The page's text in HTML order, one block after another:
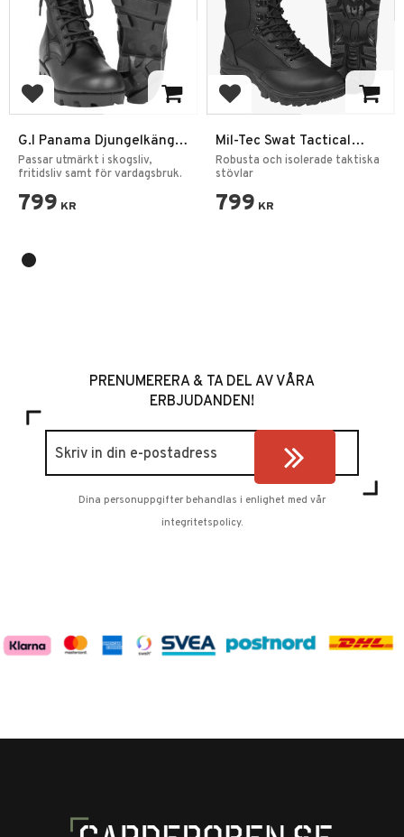
Lägg till i favoriter
G.I Panama Djungelkängor
Svart
Passar utmärkt i skogsliv,
fritidsliv samt för vardagsbruk.
799 KR
Lägg till i favoriter
Mil-Tec Swat Tactical
Thinsulate 37
Robusta och isolerade taktiska
stövlar
799 KR
PRENUMERERA & TA DEL AV VÅRA
ERBJUDANDEN!
Dina personuppgifter behandlas i enlighet med vår
integritetspolicy.